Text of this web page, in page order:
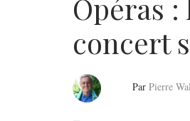
Opéras
concert
Opéras
Par Pierre